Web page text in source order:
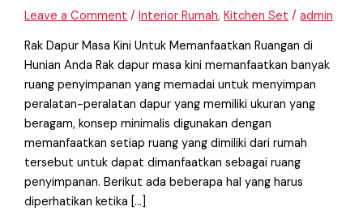
Leave a Comment /Interior Rumah,Kitchen Set /admin
Rak Dapur Masa Kini Untuk Memanfaatkan Ruangan di
Hunian Anda Rak dapur masa kini memanfaatkan banyak
ruang penyimpanan yang memadai untuk menyimpan
peralatan-peralatan dapur yang memiliki ukuran yang
beragam, konsep minimalis digunakan dengan
memanfaatkan setiap ruang yang dimiliki dari rumah
tersebut untuk dapat dimanfaatkan sebagai ruang
penyimpanan. Berikut ada beberapa hal yang harus
diperhatikan ketika […]